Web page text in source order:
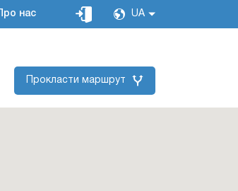
Про нас UA
Прокласти маршрут